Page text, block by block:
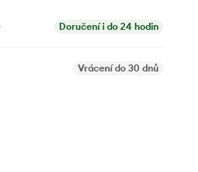
Doručení i do 24 hodin
Vrácení do 30 dnů